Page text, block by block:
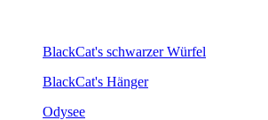
BlackCat's schwarzer Würfel
BlackCat's Hänger
Odysee